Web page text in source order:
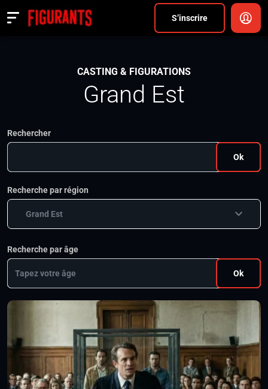
S’inscrire
Actualités
ANNONCER
CASTING & FIGURATIONS
Grand Est
Rechercher
Ok
Recherche par région
Grand Est
Recherche par âge
Ok